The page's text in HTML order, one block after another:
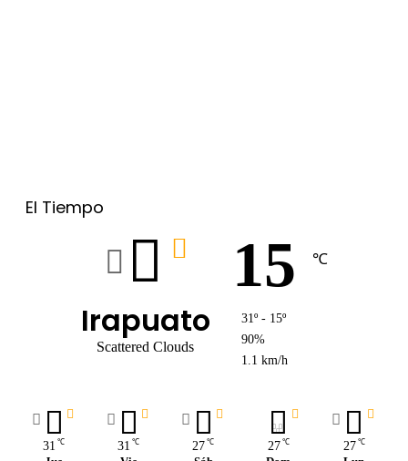
El Tiempo
Irapuato
Scattered Clouds
15 ℃
31º - 15º
90%
1.1 km/h
31 ℃ 31 ℃ 27 ℃ 27 ℃ 27 ℃